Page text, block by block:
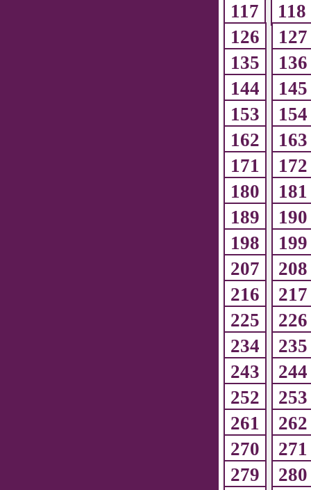
117
118
126
127
135
136
144
145
153
154
162
163
171
172
180
181
189
190
198
199
207
208
216
217
225
226
234
235
243
244
252
253
261
262
270
271
279
280